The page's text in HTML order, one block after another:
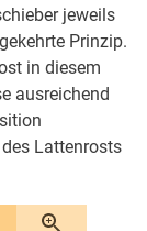
jeweils
Prinzip.
in diesem
ausreichend
Lattenrosts